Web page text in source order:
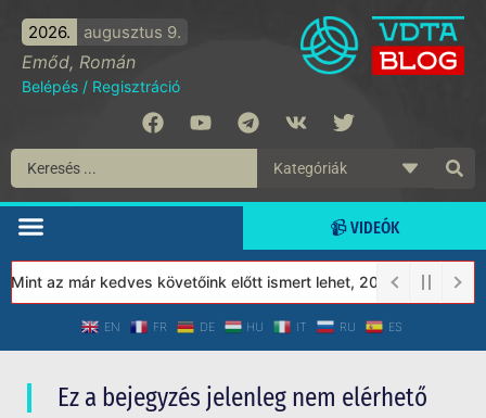
2026. augusztus 9.
Emőd, Román
Belépés / Regisztráció
📹 VIDEÓK
az már kedves követőink előtt ismert lehet, 2023-tól a Védett
EN FR DE HU IT RU ES
Ez a bejegyzés jelenleg nem elérhető